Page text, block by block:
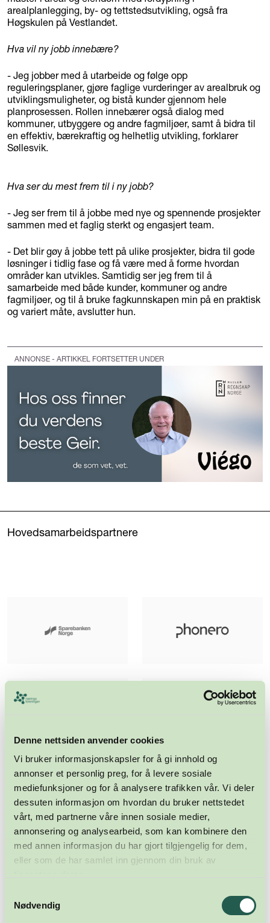
Denne nettsiden anvender cookies
Vi bruker informasjonskapsler for å gi innhold og
annonser et personlig preg, for å levere sosiale
mediefunksjoner og for å analysere trafikken vår. Vi deler
dessuten informasjon om hvordan du bruker nettstedet
vårt, med partnerne våre innen sosiale medier,
annonsering og analysearbeid, som kan kombinere den
med annen informasjon du har gjort tilgjengelig for dem,
eller som de har samlet inn gjennom din bruk av
Nødvendig
arealplanlegging, by- og tettstedsutvikling, også fra
Høgskulen på Vestlandet.
Hva vil ny jobb innebære?
- Jeg jobber med å utarbeide og følge opp
reguleringsplaner, gjøre faglige vurderinger av arealbruk og
utviklingsmuligheter, og bistå kunder gjennom hele
planprosessen. Rollen innebærer også dialog med
kommuner, utbyggere og andre fagmiljøer, samt å bidra til
en effektiv, bærekraftig og helhetlig utvikling, forklarer
Søllesvik.
Hva ser du mest frem til i ny jobb?
- Jeg ser frem til å jobbe med nye og spennende prosjekter
sammen med et faglig sterkt og engasjert team.
- Det blir gøy å jobbe tett på ulike prosjekter, bidra til gode
løsninger i tidlig fase og få være med å forme hvordan
områder kan utvikles. Samtidig ser jeg frem til å
samarbeide med både kunder, kommuner og andre
fagmiljøer, og til å bruke fagkunnskapen min på en praktisk
og variert måte, avslutter hun.
ANNONSE - ARTIKKEL FORTSETTER UNDER
Hovedsamarbeidspartnere